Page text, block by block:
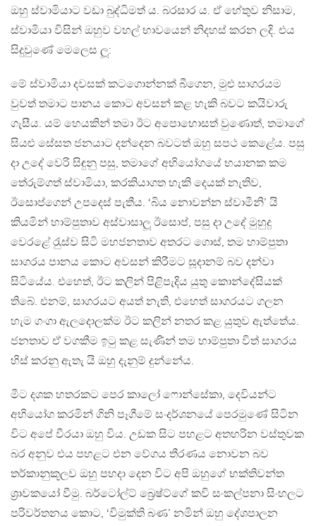
ඔහු ස්වාමියාට වඩා බුද්ධිමත් ය. බරසාර ය. ඒ හේතුව නිසාම,
ස්වාමියා විසින් ඔහුව වහල් භාවයෙන් නිදහස් කරන ලදි. එය
සිදුවුණේ මෙලෙස ලූ:
මේ ස්වාමියා දවසක් කටගොන්නක් බීගෙන, මුළු සාගරයම
වුවත් තමාට පානය කොට අවසන් කළ හැකි බවට කයිවාරු
ගැසීය. යම් හෙයකින් තමා ඊට අපොහොසත් වුණොත්, තමාගේ
සියළු සේසත ජනයාට දන්දෙන බවටත් ඔහු සපථ කෙළේය. පසු
දා උදේ වෙරි සිඳුනු පසු, තමාගේ අභියෝගයේ භයානක කම
තේරුම්ගත් ස්වාමියා, කරකියාගත හැකි දෙයක් නැතිව,
ඊසොප්ගෙන් උපදෙස් පැතීය. ‘බිය නොවන්න ස්වාමීනි’ යි
කියමින් හාම්පුතාව අස්වාසාලූ ඊසොප්, පසු දා උදේ මුහුදු
වෙරළේ රැුස්ව සිටි මහජනතාව අතරට ගොස්, තම හාම්පුතා
සාගරය පානය කොට අවසන් කිරීමට සූදානම් බව දන්වා
සිටියේය. එහෙත්, ඊට කලින් පිළිපැදිය යුතු කොන්දේසියක්
තිබේ. එනම්, සාගරයට අයත් නැති, එහෙත් සාගරයට ගලන
හැම ගංගා ඇලදොලක්ම ඊට කලින් නතර කළ යුතුව ඇත්තේය.
ජනතාව ඒ වගකීම ඉටු කළ සැණින් තම හාම්පුතා විත් සාගරය
හිස් කරනු ඇතැ යි ඔහු දැනුම් දුන්නේය.
මීට දශක හතරකට පෙර කාලෝ ෆොන්සේකා, දෙවියන්ට
අභියෝග කරමින් ගිනි පෑගීමේ සංදර්ශනයේ පෙරමුණේ සිටින
විට අපේ වීරයා ඔහු විය. උඩක සිට පහළට අතහරින වස්තුවක
බර අනුව එය පහළට එන වේගය තීරණය නොවන බව
තර්කානුකූලව ඔහු පහදා දෙන විට අපි ඔහුගේ භක්තිවන්ත
ශ‍්‍රාවකයෝ වීමු. බර්ටෝල්ට් බ්‍රෙෂ්ට්ගේ කවි සංකල්පනා සිංහලට
පරිවර්තනය කොට, ‘විමුක්ති බණ’ නමින් ඔහු දේශපාලන